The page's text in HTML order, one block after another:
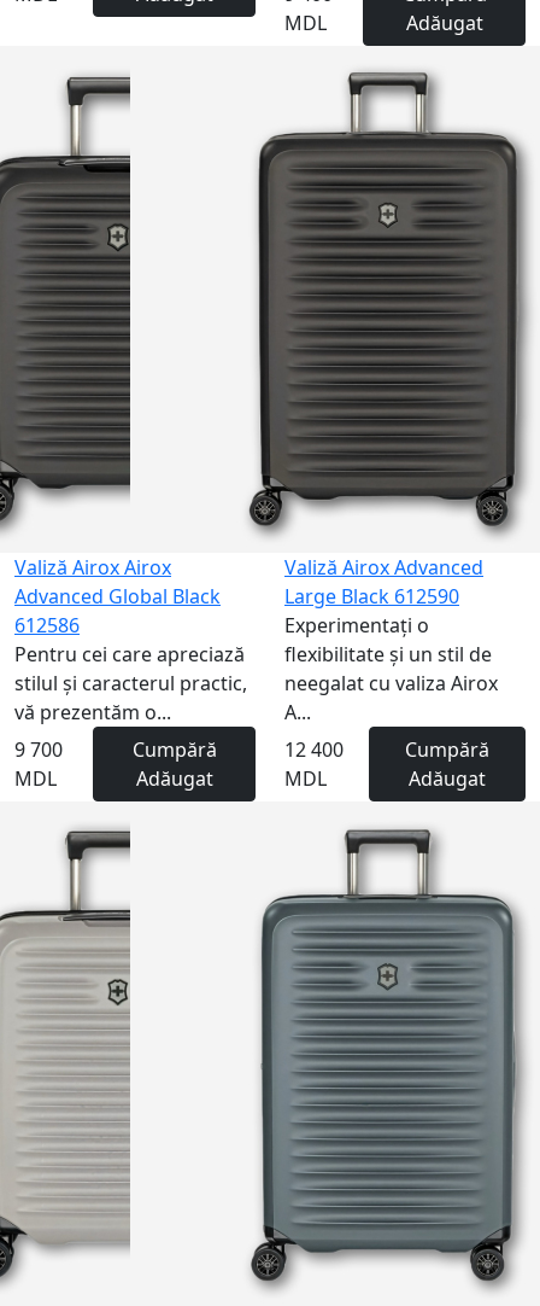
MDL
Adăugat
NEW
Valiză Airox Airox
Advanced Global Black
612586
Pentru cei care apreciază
stilul și caracterul practic,
vă prezentăm o...
9 700
MDL
Cumpără
Adăugat
Valiză Airox Advanced
Large Black 612590
Experimentați o
flexibilitate și un stil de
neegalat cu valiza Airox
A...
12 400
MDL
Cumpără
Adăugat
NEW